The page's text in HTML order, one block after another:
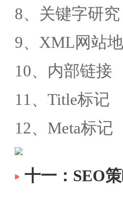
8、关键字研究
9、XML网站
10、内部链接
11、Title标记
12、Meta标记
十一：SEO